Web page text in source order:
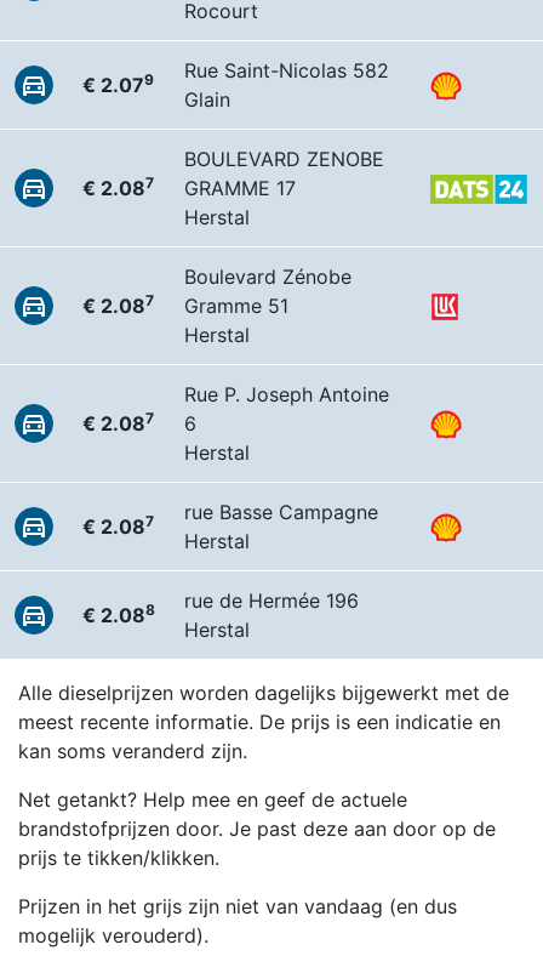
Rocourt
€ 2.079
Rue Saint-Nicolas 582
Glain
€ 2.087
BOULEVARD ZENOBE
GRAMME 17
Herstal
€ 2.087
Boulevard Zénobe
Gramme 51
Herstal
€ 2.087
Rue P. Joseph Antoine
6
Herstal
€ 2.087
rue Basse Campagne
Herstal
€ 2.088
rue de Hermée 196
Herstal
Alle dieselprijzen worden dagelijks bijgewerkt met de
meest recente informatie. De prijs is een indicatie en
kan soms veranderd zijn.
Net getankt? Help mee en geef de actuele
brandstofprijzen door. Je past deze aan door op de
prijs te tikken/klikken.
Prijzen in het grijs zijn niet van vandaag (en dus
mogelijk verouderd).